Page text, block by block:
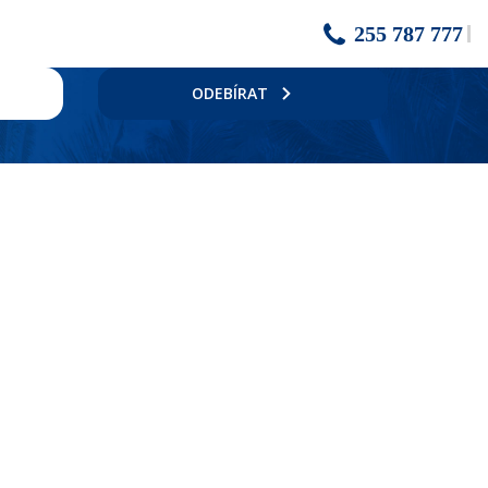
255 787 777
bazénu a terasa s lehátky a slunečníky zdarma, osušky oproti
ODEBÍRAT